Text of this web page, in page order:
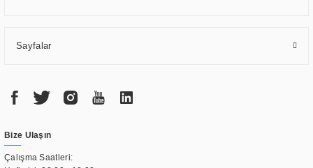
Sayfalar
Bize Ulaşın
Çalışma Saatleri: